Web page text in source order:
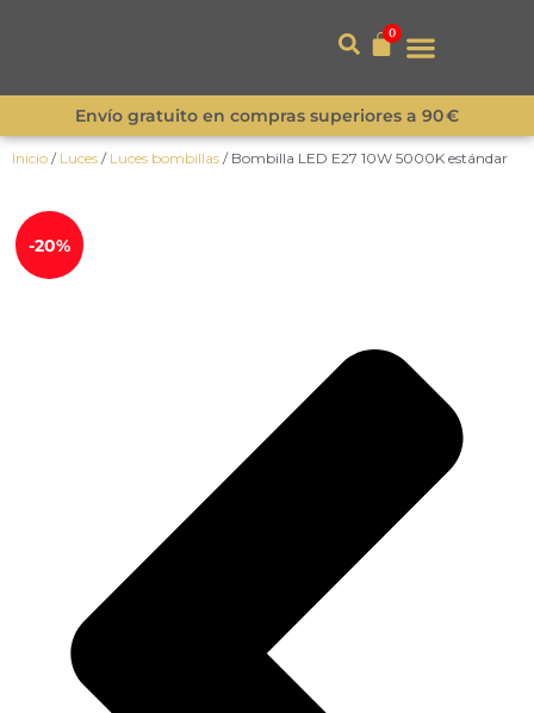
0
Envío gratuito en compras superiores a 90 €
Inicio / Luces / Luces bombillas / Bombilla LED E27 10W 5000K estándar
-20%